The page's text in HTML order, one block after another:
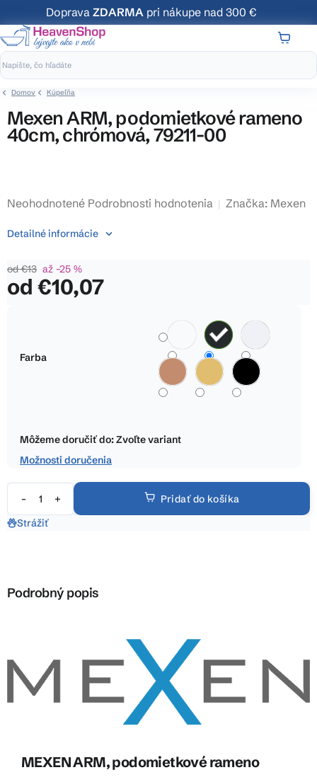
na
obsah
Doprava ZDARMA pri nákupe nad 300 €
Domov Kúpeľňa
Mexen ARM, podomietkové rameno
40cm, chrómová, 79211-00
Priemerné
produktu
0,0
z
Neohodnotené Podrobnosti hodnotenia Značka: Mexen
od €13 až –25 %
od €10,07
Farba
Môžeme doručiť do:Zvoľte variant
Možnosti doručenia
Pridať do košíka
Detailné informácie
Strážiť
Podrobný popis
MEXEN ARM, podomietkové rameno